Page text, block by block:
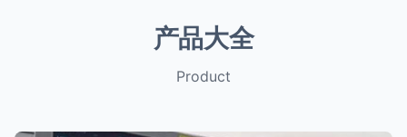
产品大全
Product